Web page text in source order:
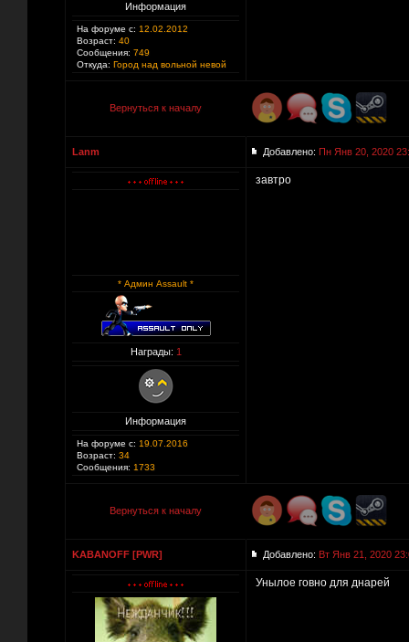
Информация
На форуме с: 12.02.2012
Возраст: 40
Сообщения: 749
Откуда: Город над вольной невой
Вернуться к началу
Lanm Добавлено: Пн Янв 20, 2020
* Админ Assault *
Награды: 1
Информация
На форуме с: 19.07.2016
Возраст: 34
Сообщения: 1733
завтро
Вернуться к началу
KABANOFF [PWR] Добавлено: Вт Янв 21, 2020
Унылое говно для днарей